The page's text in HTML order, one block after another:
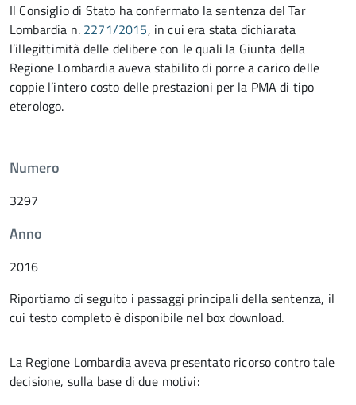
Il Consiglio di Stato ha confermato la sentenza del Tar
Lombardia n. 2271/2015, in cui era stata dichiarata
l’illegittimità delle delibere con le quali la Giunta della
Regione Lombardia aveva stabilito di porre a carico delle
coppie l’intero costo delle prestazioni per la PMA di tipo
eterologo.
Numero
3297
Anno
2016
Riportiamo di seguito i passaggi principali della sentenza, il
cui testo completo è disponibile nel box download.
La Regione Lombardia aveva presentato ricorso contro tale
decisione, sulla base di due motivi: